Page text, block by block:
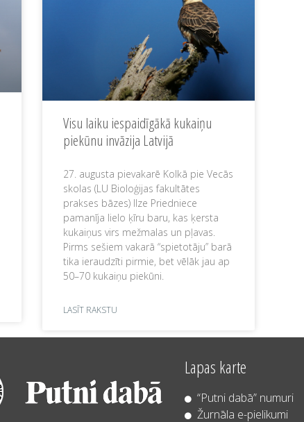
Visu laiku iespaidīgākā kukaiņu
piekūnu invāzija Latvijā
27. augusta pievakarē Kolkā pie Vecās
skolas (LU Bioloģijas fakultātes
prakses bāzes) Ilze Priedniece
pamanīja lielo ķīru baru, kas ķersta
kukaiņus virs mežmalas un pļavas.
Pirms sešiem vakarā “spietotāju” barā
tika ieraudzīti pirmie, bet vēlāk jau ap
50–70 kukaiņu piekūni.
LASĪT RAKSTU
Lapas karte
“Putni dabā” numuri
Žurnāla e-pielikumi